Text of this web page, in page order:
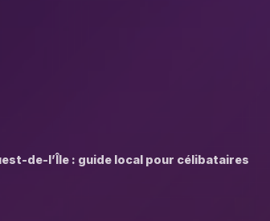
de-l’Île : guide local pour célibataires